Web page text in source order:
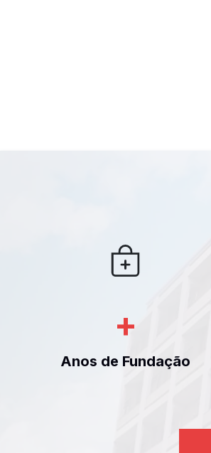
+
Anos de Fundação